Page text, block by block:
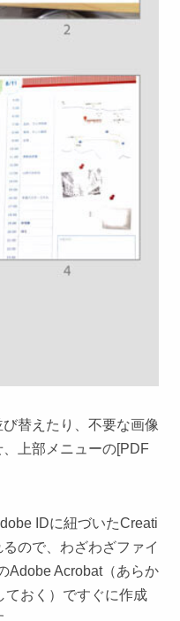
替えたり、不要な画像
上部メニューの[PDF
IDに紐づいたCreati
ので、わざわざファイ
Adobe Acrobat（あらか
ておく）ですぐに作成